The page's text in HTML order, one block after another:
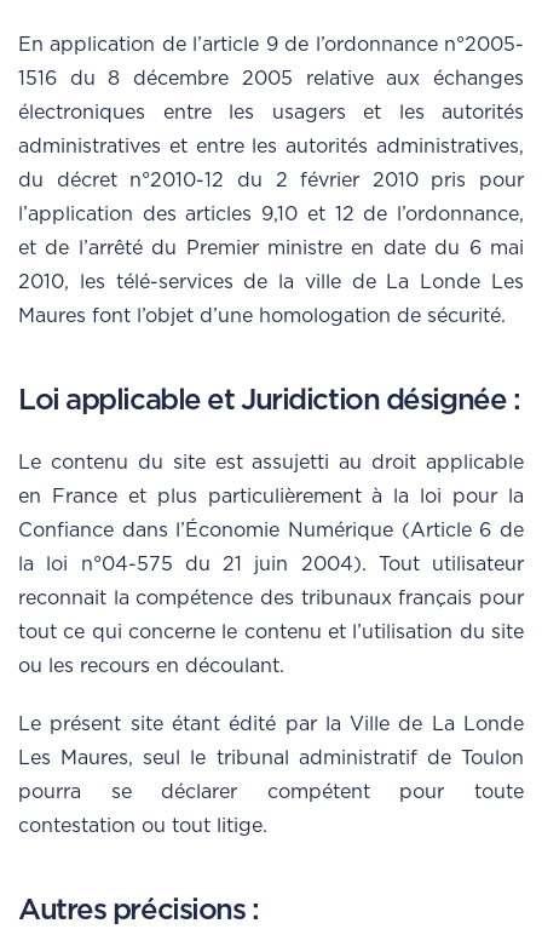
En application de l’article 9 de l’ordonnance n°2005-
1516 du 8 décembre 2005 relative aux échanges
électroniques entre les usagers et les autorités
administratives et entre les autorités administratives,
du décret n°2010-12 du 2 février 2010 pris pour
l’application des articles 9,10 et 12 de l’ordonnance,
et de l’arrêté du Premier ministre en date du 6 mai
2010, les télé-services de la ville de La Londe Les
Maures font l’objet d’une homologation de sécurité.
Loi applicable et Juridiction désignée :
Le contenu du site est assujetti au droit applicable
en France et plus particulièrement à la loi pour la
Confiance dans l’Économie Numérique (Article 6 de
la loi n°04-575 du 21 juin 2004). Tout utilisateur
reconnait la compétence des tribunaux français pour
tout ce qui concerne le contenu et l’utilisation du site
ou les recours en découlant.
Le présent site étant édité par la Ville de La Londe
Les Maures, seul le tribunal administratif de Toulon
pourra se déclarer compétent pour toute
contestation ou tout litige.
Autres précisions :